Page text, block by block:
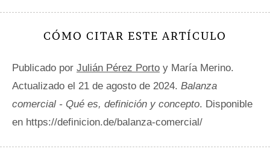
CÓMO CITAR ESTE ARTÍCULO
Publicado por Julián Pérez Porto y María Merino.
Actualizado el 21 de agosto de 2024. Balanza
comercial - Qué es, definición y concepto. Disponible
en https://definicion.de/balanza-comercial/